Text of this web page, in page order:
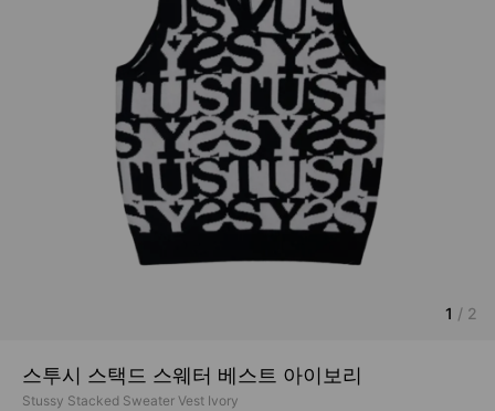
1 / 2
스투시 스택드 스웨터 베스트 아이보리
Stussy Stacked Sweater Vest Ivory